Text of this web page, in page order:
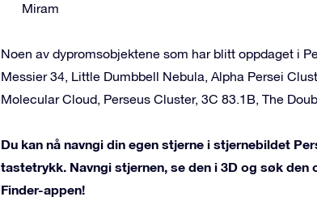
Miram
Noen av dypromsobjektene som har blitt oppdaget i
Messier 34, Little Dumbbell Nebula, Alpha Persei
Molecular Cloud, Perseus Cluster, 3C 83.1B, The
Du kan nå navngi din egen stjerne i stjernebildet
tastetrykk. Navngi stjernen, se den i 3D og søk den
Finder-appen!